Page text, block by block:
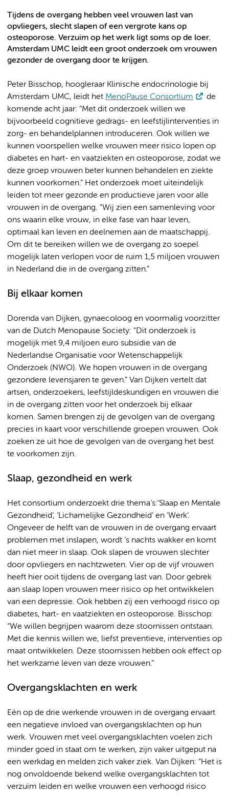
Tijdens de overgang hebben veel vrouwen last van
opvliegers, slecht slapen of een vergrote kans op
osteoporose. Verzuim op het werk ligt soms op de loer.
Amsterdam UMC leidt een groot onderzoek om vrouwen
gezonder de overgang door te krijgen.
Peter Bisschop, hoogleraar Klinische endocrinologie bij
Amsterdam UMC, leidt het MenoPause Consortium
de
komende acht jaar: “Met dit onderzoek willen we
bijvoorbeeld cognitieve gedrags- en leefstijlinterventies in
zorg- en behandelplannen introduceren. Ook willen we
kunnen voorspellen welke vrouwen meer risico lopen op
diabetes en hart- en vaatziekten en osteoporose, zodat we
deze groep vrouwen beter kunnen behandelen en ziekte
kunnen voorkomen.” Het onderzoek moet uiteindelijk
leiden tot meer gezonde en productieve jaren voor alle
vrouwen in de overgang. “Wij zien een samenleving voor
ons waarin elke vrouw, in elke fase van haar leven,
optimaal kan leven en deelnemen aan de maatschappij.
Om dit te bereiken willen we de overgang zo soepel
mogelijk laten verlopen voor de ruim 1,5 miljoen vrouwen
in Nederland die in de overgang zitten.”
Bij elkaar komen
Dorenda van Dijken, gynaecoloog en voormalig voorzitter
van de Dutch Menopause Society: "Dit onderzoek is
mogelijk met 9,4 miljoen euro subsidie van de
Nederlandse Organisatie voor Wetenschappelijk
Onderzoek (NWO). We hopen vrouwen in de overgang
gezondere levensjaren te geven.” Van Dijken vertelt dat
artsen, onderzoekers, leefstijldeskundigen en vrouwen die
in de overgang zitten voor het onderzoek bij elkaar
komen. Samen brengen zij de gevolgen van de overgang
precies in kaart voor verschillende groepen vrouwen. Ook
zoeken ze uit hoe de gevolgen van de overgang het best
te voorkomen zijn.
Slaap, gezondheid en werk
Het consortium onderzoekt drie thema’s:‘Slaap en Mentale
Gezondheid’, ‘Lichamelijke Gezondheid’ en ‘Werk’.
Ongeveer de helft van de vrouwen in de overgang ervaart
problemen met inslapen, wordt ’s nachts wakker en komt
dan niet meer in slaap. Ook slapen de vrouwen slechter
door opvliegers en nachtzweten. Vier op de vijf vrouwen
heeft hier ooit tijdens de overgang last van. Door gebrek
aan slaap lopen vrouwen meer risico op het ontwikkelen
van een depressie. Ook hebben zij een verhoogd risico op
diabetes, hart- en vaatziekten en osteoporose. Bisschop:
“We willen begrijpen waarom deze stoornissen ontstaan.
Met die kennis willen we, liefst preventieve, interventies op
maat ontwikkelen. Deze stoornissen hebben ook effect op
het werkzame leven van deze vrouwen.”
Overgangsklachten en werk
Eén op de drie werkende vrouwen in de overgang ervaart
een negatieve invloed van overgangsklachten op hun
werk. Vrouwen met veel overgangsklachten voelen zich
minder goed in staat om te werken, zijn vaker uitgeput na
een werkdag en melden zich vaker ziek. Van Dijken: “Het is
nog onvoldoende bekend welke overgangsklachten tot
verzuim leiden en welke vrouwen een verhoogd risico